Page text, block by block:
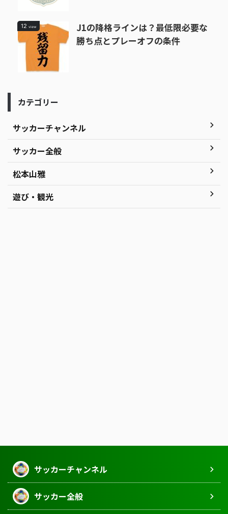
12 view
J1の降格ラインは？最低限必要な
勝ち点とプレーオフの条件
カテゴリー
サッカーチャンネル
サッカー全般
松本山雅
遊び・観光
サッカーチャンネル
サッカー全般